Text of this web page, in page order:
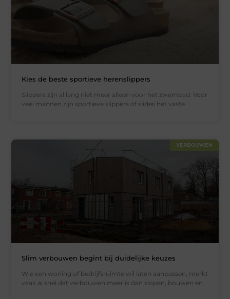
Kies de beste sportieve herenslippers
Slippers zijn al lang niet meer alleen voor het zwembad. Voor
veel mannen zijn sportieve slippers of slides het vaste
VERBOUWEN
Slim verbouwen begint bij duidelijke keuzes
Wie een woning of bedrijfsruimte wil laten aanpassen, merkt
vaak al snel dat verbouwen meer is dan slopen, bouwen en